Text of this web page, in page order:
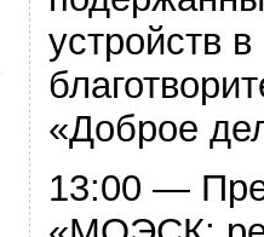
устройств
«Доброе
13:00 —